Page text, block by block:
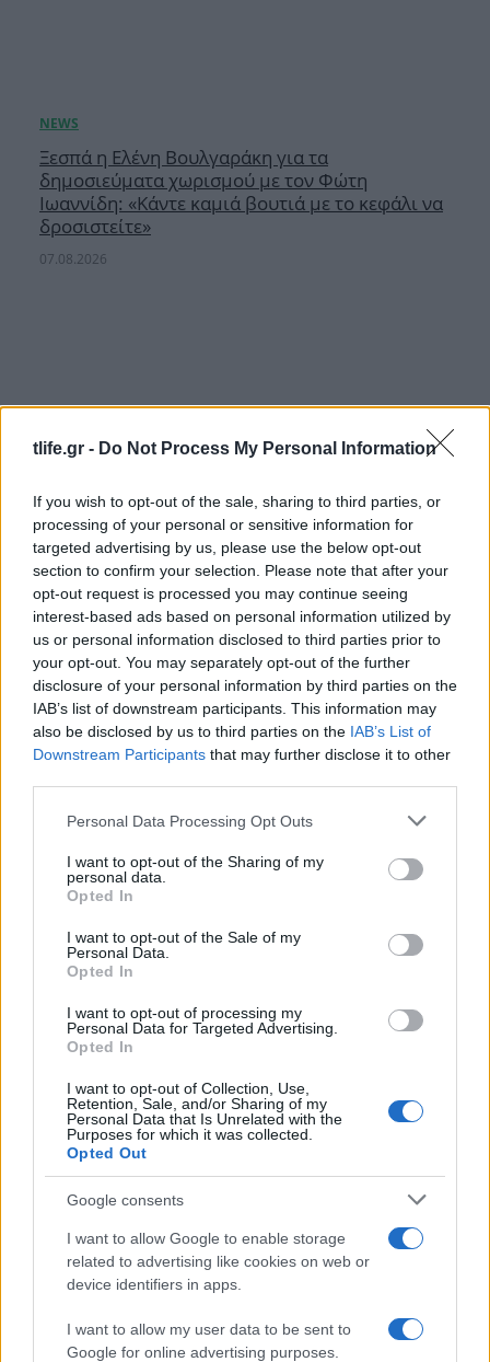
tlife.gr - Do Not Process My Personal Information
If you wish to opt-out of the sale, sharing to third parties, or
processing of your personal or sensitive information for
targeted advertising by us, please use the below opt-out
section to confirm your selection. Please note that after your
opt-out request is processed you may continue seeing
interest-based ads based on personal information utilized by
us or personal information disclosed to third parties prior to
your opt-out. You may separately opt-out of the further
disclosure of your personal information by third parties on the
IAB’s list of downstream participants. This information may
also be disclosed by us to third parties on the IAB’s List of
Downstream Participants that may further disclose it to other
Please note that this website/app uses one or more Google
not limited to your visit or usage behaviour. You may click to
grant or deny consent to Google and its third-party tags to
use your data for below specified purposes in below Google
consent section.
Personal Data Processing Opt Outs
I want to opt-out of the Sharing of my
personal data.
Opted In
I want to opt-out of the Sale of my
Personal Data.
Opted In
I want to opt-out of processing my
Personal Data for Targeted Advertising.
Opted In
I want to opt-out of Collection, Use,
Retention, Sale, and/or Sharing of my
Personal Data that Is Unrelated with the
Purposes for which it was collected.
Opted Out
Google consents
I want to allow Google to enable storage
related to advertising like cookies on web or
device identifiers in apps.
I want to allow my user data to be sent to
Google for online advertising purposes.
Ξεσπά η Ελένη Βουλγαράκη για τα
δημοσιεύματα χωρισμού με τον Φώτη
Ιωαννίδη: «Κάντε καμιά βουτιά με το κεφάλι να
δροσιστείτε»
07.08.2026
Οι «Φόνοι στο Καμπαναριό» επιστρέφουν:
Backstage φωτογραφίες από τα γυρίσματα
20.07.2026
Τάσος Τεργιάκης: Ανανέωσε τη συνεργασία του
με τον Γιώργο Λιάγκα και το «Πρωινό» του
ΑΝΤ1
07.08.2026